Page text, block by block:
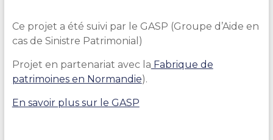
Ce projet a été suivi par le GASP (Groupe d’Aide en
cas de Sinistre Patrimonial)
Projet en partenariat avec la Fabrique de
patrimoines en Normandie).
En savoir plus sur le GASP